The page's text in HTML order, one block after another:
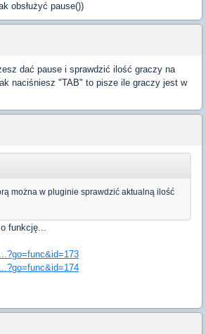
obsłużyć pause())
dać pause i sprawdzić ilość graczy na
naciśniesz "TAB" to pisze ile graczy jest w
można w pluginie sprawdzić aktualną ilość
funkcję...